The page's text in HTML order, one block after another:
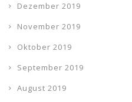
Dezember 2019
November 2019
Oktober 2019
September 2019
August 2019